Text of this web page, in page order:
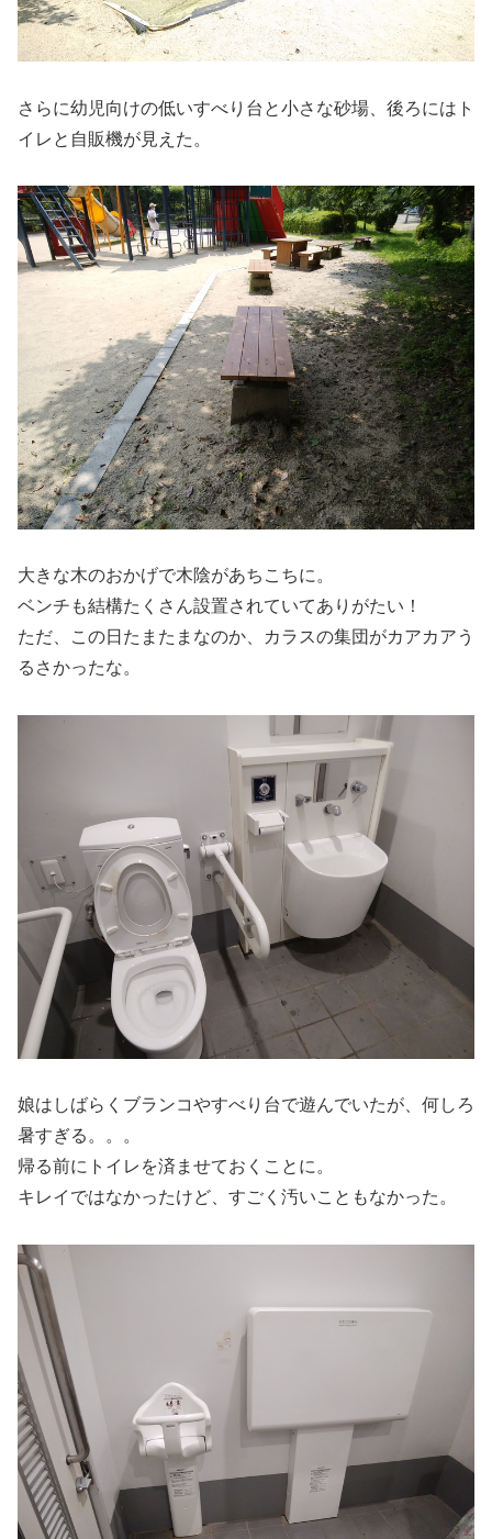
さらに幼児向けの低いすべり台と小さな砂場、後ろにはト
イレと自販機が見えた。
大きな木のおかげで木陰があちこちに。
ベンチも結構たくさん設置されていてありがたい！
ただ、この日たまたまなのか、カラスの集団がカアカアう
るさかったな。
娘はしばらくブランコやすべり台で遊んでいたが、何しろ
暑すぎる。。。
帰る前にトイレを済ませておくことに。
キレイではなかったけど、すごく汚いこともなかった。